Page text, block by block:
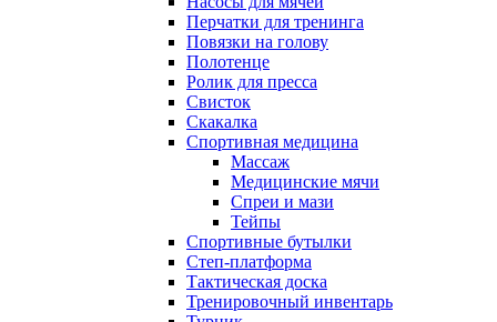
Перчатки для тренинга
Повязки на голову
Полотенце
Ролик для пресса
Свисток
Скакалка
Спортивная медицина
Массаж
Медицинские мячи
Спреи и мази
Тейпы
Спортивные бутылки
Степ-платформа
Тактическая доска
Тренировочный инвентарь